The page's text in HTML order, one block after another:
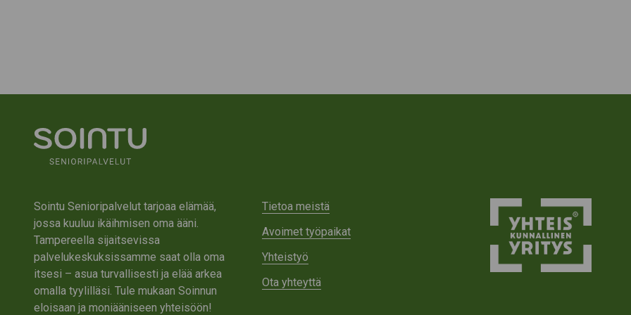
Sointu Senioripalvelut tarjoaa elämää,
jossa kuuluu ikäihmisen oma ääni.
Tampereella sijaitsevissa
palvelukeskuksissamme saat olla oma
itsesi – asua turvallisesti ja elää arkea
omalla tyylilläsi. Tule mukaan Soinnun
eloisaan ja moniääniseen yhteisöön!
Tietoa meistä
Avoimet työpaikat
Yhteistyö
Ota yhteyttä